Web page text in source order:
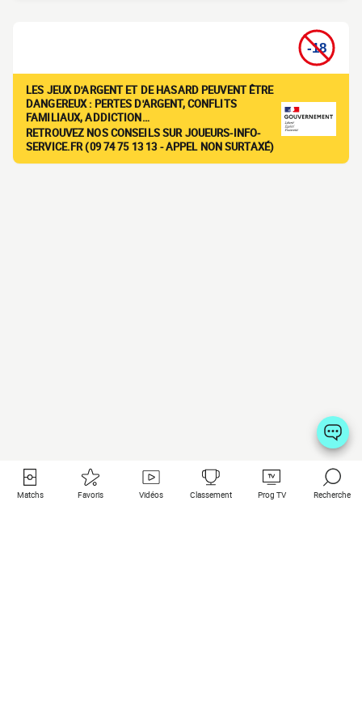
LES JEUX D'ARGENT ET DE HASARD PEUVENT ÊTRE
DANGEREUX : PERTES D'ARGENT, CONFLITS
FAMILIAUX, ADDICTION…
RETROUVEZ NOS CONSEILS SUR JOUEURS-INFO-
SERVICE.FR (09 74 75 13 13 - APPEL NON SURTAXÉ)
Matchs Favoris Vidéos Classement Prog TV Recherche